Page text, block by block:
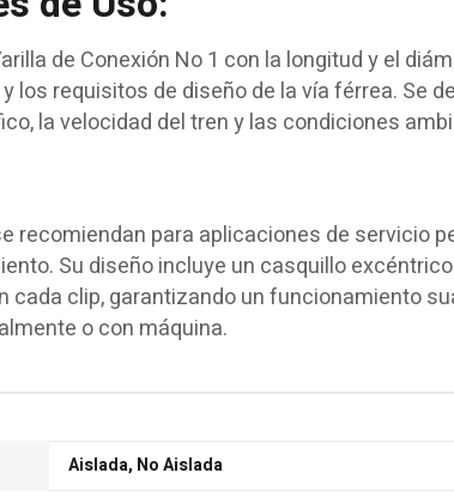
de Conexión No 1 con la longitud y el
los requisitos de diseño de la vía férrea. Se
la velocidad del tren y las condiciones
recomiendan para aplicaciones de servicio
Su diseño incluye un casquillo
clip, garantizando un funcionamiento
o con máquina.
Aislada, No Aislada